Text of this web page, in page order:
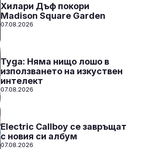
Хилари Дъф покори
Madison Square Garden
07.08.2026
Tyga: Няма нищо лошо в
използването на изкуствен
интелект
07.08.2026
Electric Callboy се завръщат
с новия си албум
07.08.2026